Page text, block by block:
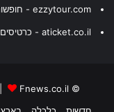
ezzytour.com - חופשות בארץ ובעולם
aticket.co.il - כרטיסים להופעות
© Copyright 2026, All Rights Reserved |
Fnews.co.il